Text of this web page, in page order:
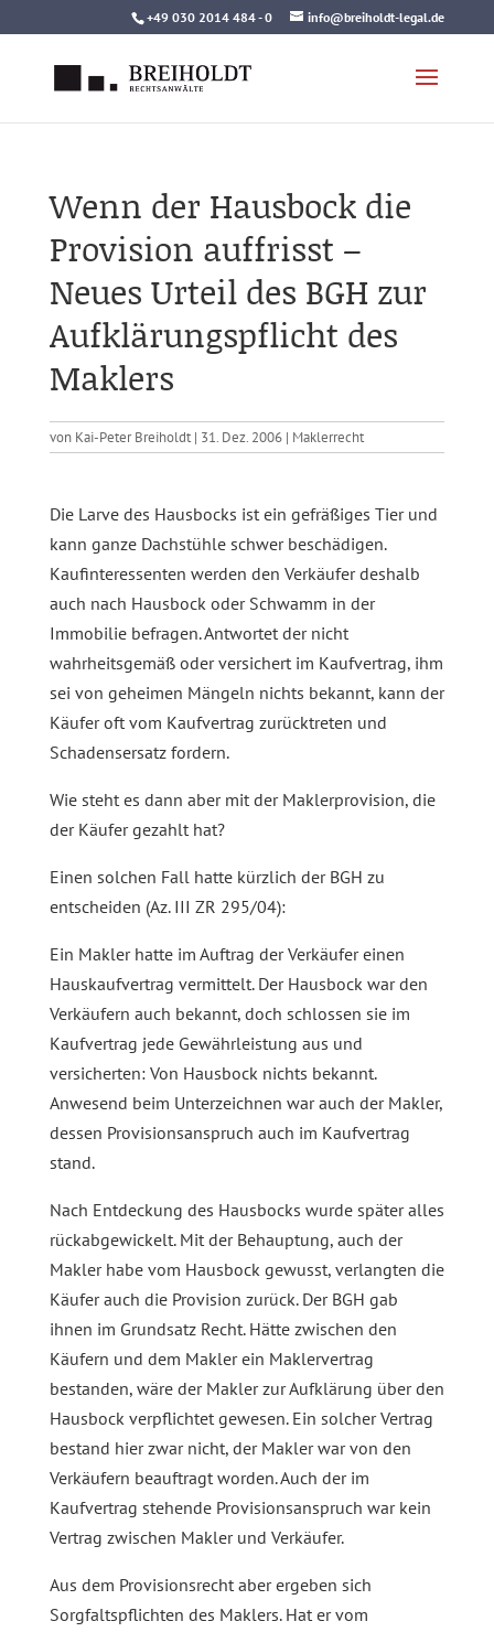
to
+49 030 2014 484 - 0 info@breiholdt-legal.de
Wenn der Hausbock die
Provision auffrisst –
Neues Urteil des BGH zur
Aufklärungspflicht des
Maklers
von Kai-Peter Breiholdt| 31. Dez. 2006| Maklerrecht
Die Larve des Hausbocks ist ein gefräßiges Tier und
kann ganze Dachstühle schwer beschädigen.
Kaufinteressenten werden den Verkäufer deshalb
auch nach Hausbock oder Schwamm in der
Immobilie befragen. Antwortet der nicht
wahrheitsgemäß oder versichert im Kaufvertrag, ihm
sei von geheimen Mängeln nichts bekannt, kann der
Käufer oft vom Kaufvertrag zurücktreten und
Schadensersatz fordern.
Wie steht es dann aber mit der Maklerprovision, die
der Käufer gezahlt hat?
Einen solchen Fall hatte kürzlich der BGH zu
entscheiden (Az. III ZR 295/04):
Ein Makler hatte im Auftrag der Verkäufer einen
Hauskaufvertrag vermittelt. Der Hausbock war den
Verkäufern auch bekannt, doch schlossen sie im
Kaufvertrag jede Gewährleistung aus und
versicherten: Von Hausbock nichts bekannt.
Anwesend beim Unterzeichnen war auch der Makler,
dessen Provisionsanspruch auch im Kaufvertrag
stand.
Nach Entdeckung des Hausbocks wurde später alles
rückabgewickelt. Mit der Behauptung, auch der
Makler habe vom Hausbock gewusst, verlangten die
Käufer auch die Provision zurück. Der BGH gab
ihnen im Grundsatz Recht. Hätte zwischen den
Käufern und dem Makler ein Maklervertrag
bestanden, wäre der Makler zur Aufklärung über den
Hausbock verpflichtet gewesen. Ein solcher Vertrag
bestand hier zwar nicht, der Makler war von den
Verkäufern beauftragt worden. Auch der im
Kaufvertrag stehende Provisionsanspruch war kein
Vertrag zwischen Makler und Verkäufer.
Aus dem Provisionsrecht aber ergeben sich
Sorgfaltspflichten des Maklers. Hat er vom